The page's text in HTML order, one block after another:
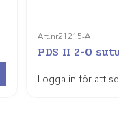
Art.nr21215-A
PDS II 2-0
Logga in för att